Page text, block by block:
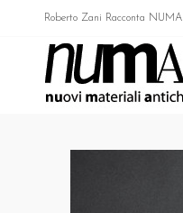
Roberto Zani Racconta NUMA